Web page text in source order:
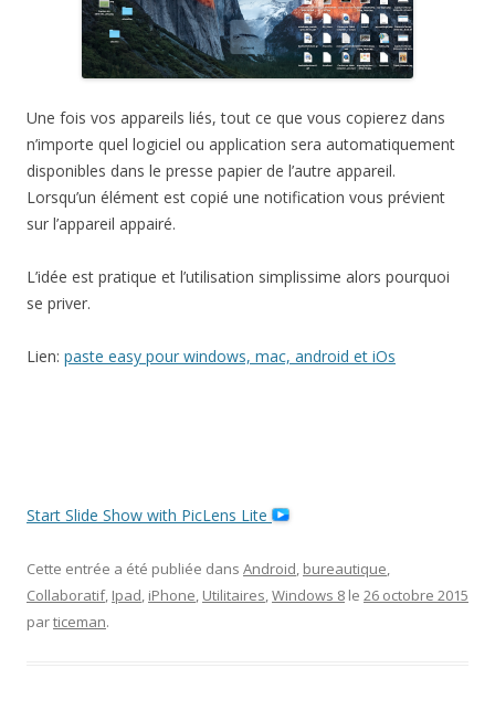
Une fois vos appareils liés, tout ce que vous copierez dans
n’importe quel logiciel ou application sera automatiquement
disponibles dans le presse papier de l’autre appareil.
Lorsqu’un élément est copié une notification vous prévient
sur l’appareil appairé.
L’idée est pratique et l’utilisation simplissime alors pourquoi
se priver.
Lien: paste easy pour windows, mac, android et iOs
Start Slide Show with PicLens Lite
Cette entrée a été publiée dans Android, bureautique,
Collaboratif, Ipad, iPhone, Utilitaires,Windows 8 le 26 octobre 2015
particeman.